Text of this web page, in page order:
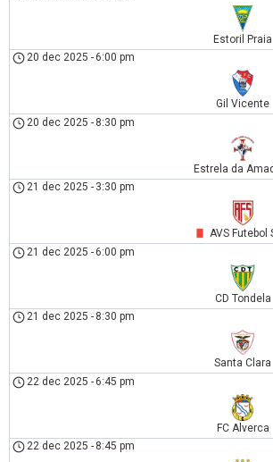
Estoril Praia
20 dec 2025 - 6:00 pm
Gil Vicente
20 dec 2025 - 8:30 pm
Estrela da
21 dec 2025 - 3:30 pm
AVS Futebol
21 dec 2025 - 6:00 pm
CD Tondela
21 dec 2025 - 8:30 pm
Santa Clara
22 dec 2025 - 6:45 pm
FC Alverca
22 dec 2025 - 8:45 pm